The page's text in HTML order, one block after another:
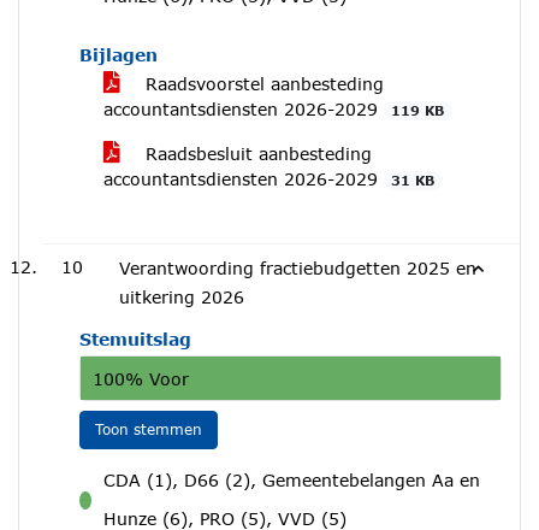
Bijlagen
Raadsvoorstel aanbesteding
accountantsdiensten 2026-2029
119 KB
Raadsbesluit aanbesteding
accountantsdiensten 2026-2029
31 KB
10
Verantwoording fractiebudgetten 2025 en
uitkering 2026
Stemuitslag
100% Voor
Toon stemmen
voor
CDA (1), D66 (2), Gemeentebelangen Aa en
Hunze (6), PRO (5), VVD (5)